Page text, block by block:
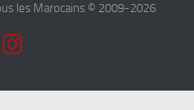
les Marocains © 2009-2026